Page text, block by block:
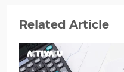
Related Article